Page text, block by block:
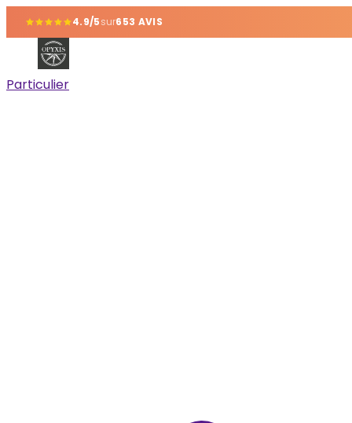
4.9/5sur653 AVIS
Particulier